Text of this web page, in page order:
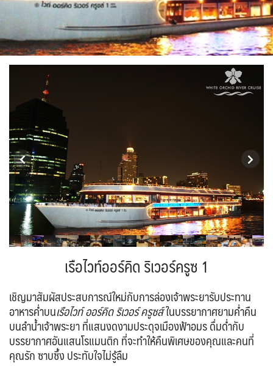
KORS เกาหลีใต้ 2 KGZ คีร์กีซสถาน 4
LAO ลาว 0 LBN เลบานอน 0
MYS มาเลเซีย 0 MDV มัลดีฟส์ 0
MNG มองโกเลีย MMR เมียนมาร์ 5
NPL เนปาล OMN โอมาน 0
PHL ฟิลิปปินส์
SYR ซีเรีย
TJK ทาจิกิสถาน 1 TKM เติร์กเมนิสถาน
ARE ดูไบ, UAE 0 UZB อุซเบกิสถาน 4
YEM เยเมน 0 VNM เวียดนาม 35
ตะวันออกกลาง 0 จอร์แดน - อียิปต์ 4
CYP ไซปรัส 0 DNK เดนมาร์ก 2
CZE เช็ก 0 FIN ฟินแลนด์ 3
FRO หมู่เกาะแฟโร 2 FRA ฝรั่งเศส 1
GEO จอร์เจีย 10 DEU เยอรมนี 3
GRL กรีนแลนด์ 1
ISL ไอซ์แลนด์
MLT มอลต้า
NLD เนเธอร์แลนด์
POL โปแลนด์ 3
RUS รัสเซีย 3 สแกนดิเนเวีย 7
ESP สเปน 4
SVN สโลวิเนีย 2 CHE สวิตเซอร์แลนด์ 8
TUR ตุรเคีย 13 UKR ยูเครน 0
UK อังกฤษ+สหราชอาณาจักร
เบลเยี่ยม เนเธอร์แลนด์ ลักเซม
ร์ก (BENELUX) 1
บัลแกเรีย โรมาเนีย 2
จอร์เจีย อาร์เมเนีย 1
อิตาลี สวิส ฝรั่งเศส 3 สเปน โปรตุเกส 2
ทัวร์ อันซีน ประเทศแปลก ลิเบีย - Libya 1
บราซิล - Brazil 0
เอธิโอเปีย - Ethiopia 0 อียิปต์ - Egypt 11
เรือไวท์ออร์คิด ริเวอร์ครูซ 1
เชิญมาสัมผัสประสบการณ์ใหม่กับการล่องเจ้าพระยารับประทาน
อาหารค่ำบนเรือไวท์ ออร์คิด ริเวอร์ ครูซส์ในบรรยากาศยามค่ำคืน
บนลำน้ำเจ้าพระยา ที่แสนงดงามประดุจเมืองฟ้าอมร ดื่มด่ำกับ
บรรยากาศอันแสนโรแมนติก ที่จะทำให้คืนพิเศษของคุณและคนที่
คุณรัก ซาบซึ้ง ประทับใจไม่รู้ลืม